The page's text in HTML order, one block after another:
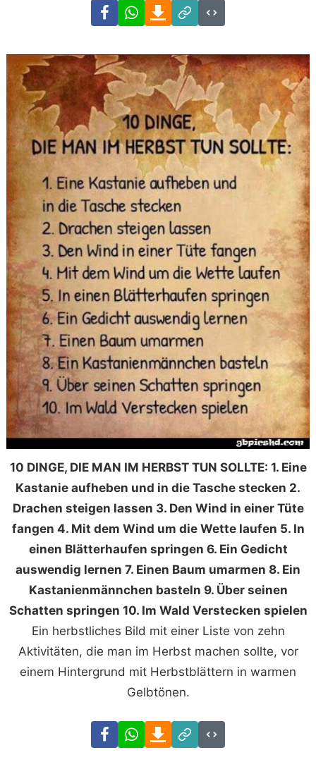
FacebookWhatsAppDownload
Link
Code
10 DINGE, DIE MAN IM HERBST TUN SOLLTE: 1. Eine
Kastanie aufheben und in die Tasche stecken 2.
Drachen steigen lassen 3. Den Wind in einer Tüte
fangen 4. Mit dem Wind um die Wette laufen 5. In
einen Blätterhaufen springen 6. Ein Gedicht
auswendig lernen 7. Einen Baum umarmen 8. Ein
Kastanienmännchen basteln 9. Über seinen
Schatten springen 10. Im Wald Verstecken spielen
Ein herbstliches Bild mit einer Liste von zehn
Aktivitäten, die man im Herbst machen sollte, vor
einem Hintergrund mit Herbstblättern in warmen
Gelbtönen.
FacebookWhatsAppDownload
Link
Code